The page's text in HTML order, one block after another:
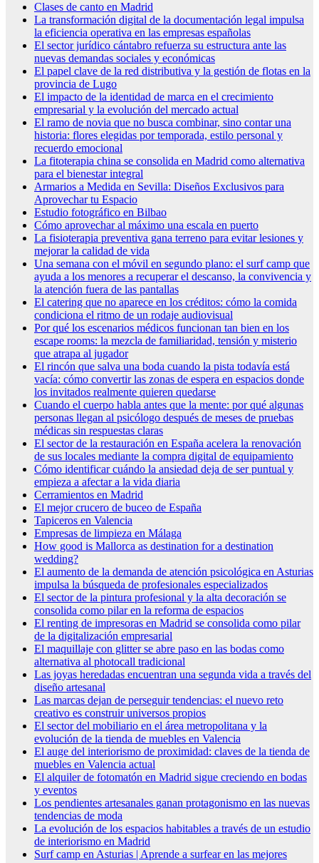
Clases de canto en Madrid
La transformación digital de la documentación legal impulsa
la eficiencia operativa en las empresas españolas
El sector jurídico cántabro refuerza su estructura ante las
nuevas demandas sociales y económicas
El papel clave de la red distributiva y la gestión de flotas en la
provincia de Lugo
El impacto de la identidad de marca en el crecimiento
empresarial y la evolución del mercado actual
El ramo de novia que no busca combinar, sino contar una
historia: flores elegidas por temporada, estilo personal y
recuerdo emocional
La fitoterapia china se consolida en Madrid como alternativa
para el bienestar integral
Armarios a Medida en Sevilla: Diseños Exclusivos para
Aprovechar tu Espacio
Estudio fotográfico en Bilbao
Cómo aprovechar al máximo una escala en puerto
La fisioterapia preventiva gana terreno para evitar lesiones y
mejorar la calidad de vida
Una semana con el móvil en segundo plano: el surf camp que
ayuda a los menores a recuperar el descanso, la convivencia y
la atención fuera de las pantallas
El catering que no aparece en los créditos: cómo la comida
condiciona el ritmo de un rodaje audiovisual
Por qué los escenarios médicos funcionan tan bien en los
escape rooms: la mezcla de familiaridad, tensión y misterio
que atrapa al jugador
El rincón que salva una boda cuando la pista todavía está
vacía: cómo convertir las zonas de espera en espacios donde
los invitados realmente quieren quedarse
Cuando el cuerpo habla antes que la mente: por qué algunas
personas llegan al psicólogo después de meses de pruebas
médicas sin respuestas claras
El sector de la restauración en España acelera la renovación
de sus locales mediante la compra digital de equipamiento
Cómo identificar cuándo la ansiedad deja de ser puntual y
empieza a afectar a la vida diaria
Cerramientos en Madrid
El mejor crucero de buceo de España
Tapiceros en Valencia
Empresas de limpieza en Málaga
How good is Mallorca as destination for a destination
wedding?
El aumento de la demanda de atención psicológica en Asturias
impulsa la búsqueda de profesionales especializados
El sector de la pintura profesional y la alta decoración se
consolida como pilar en la reforma de espacios
El renting de impresoras en Madrid se consolida como pilar
de la digitalización empresarial
El maquillaje con glitter se abre paso en las bodas como
alternativa al photocall tradicional
Las joyas heredadas encuentran una segunda vida a través del
diseño artesanal
Las marcas dejan de perseguir tendencias: el nuevo reto
creativo es construir universos propios
El sector del mobiliario en el área metropolitana y la
evolución de la tienda de muebles en Valencia
El auge del interiorismo de proximidad: claves de la tienda de
muebles en Valencia actual
El alquiler de fotomatón en Madrid sigue creciendo en bodas
y eventos
Los pendientes artesanales ganan protagonismo en las nuevas
tendencias de moda
La evolución de los espacios habitables a través de un estudio
de interiorismo en Madrid
Surf camp en Asturias | Aprende a surfear en las mejores